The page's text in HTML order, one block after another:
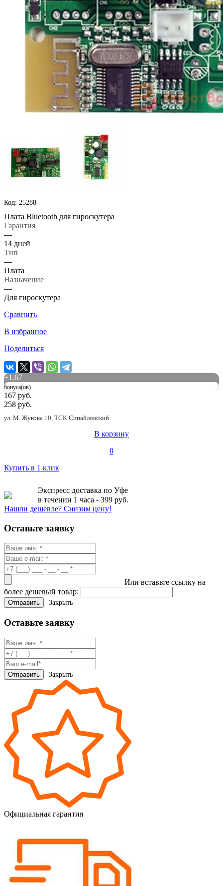
Код: 25288
Плата Bluetooth для гироскутера
Гарантия
—
14 дней
Тип
—
Плата
Назначение
—
Для гироскутера
Сравнить
В избранное
Поделиться
+1.67
бонуса(ов)
167 руб.
258 руб.
ул. М. Жукова 10, ТСК Сипайловский
В корзину
0
Купить в 1 клик
Экспресс доставка по Уфе
в течении 1 часа - 399 руб.
Нашли дешевле? Снизим цену!
Оставьте заявку
Или вставьте ссылку на
более дешевый товар:
Закрыть
Оставьте заявку
Закрыть
Официальная гарантия